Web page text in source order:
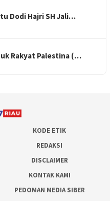
Dodi Hajri SH Jali…
Rakyat Palestina (…
KODE ETIK
REDAKSI
DISCLAIMER
KONTAK KAMI
PEDOMAN MEDIA SIBER